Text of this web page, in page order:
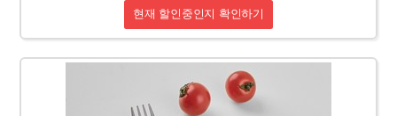
현재 할인중인지 확인하기